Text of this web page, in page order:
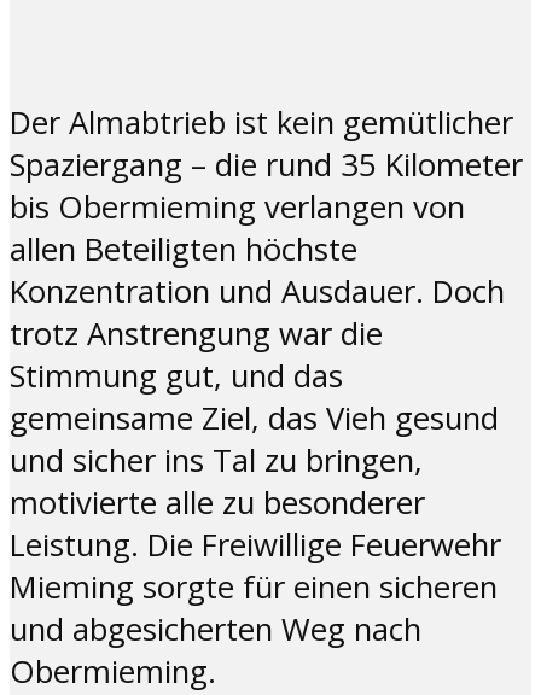
Der Almabtrieb ist kein gemütlicher
Spaziergang – die rund 35 Kilometer
bis Obermieming verlangen von
allen Beteiligten höchste
Konzentration und Ausdauer. Doch
trotz Anstrengung war die
Stimmung gut, und das
gemeinsame Ziel, das Vieh gesund
und sicher ins Tal zu bringen,
motivierte alle zu besonderer
Leistung. Die Freiwillige Feuerwehr
Mieming sorgte für einen sicheren
und abgesicherten Weg nach
Obermieming.